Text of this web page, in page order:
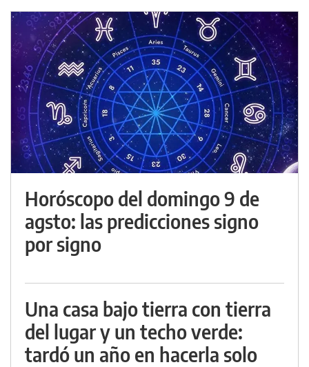
Horóscopo del domingo 9 de
agsto: las predicciones signo
por signo
Una casa bajo tierra con tierra
del lugar y un techo verde:
tardó un año en hacerla solo